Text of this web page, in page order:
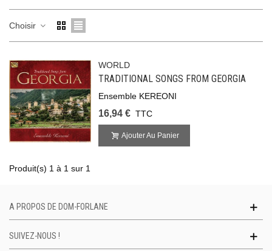
Choisir
WORLD
TRADITIONAL SONGS FROM GEORGIA
Ensemble KEREONI
16,94 € TTC
Ajouter Au Panier
Produit(s) 1 à 1 sur 1
A PROPOS DE DOM-FORLANE
SUIVEZ-NOUS !